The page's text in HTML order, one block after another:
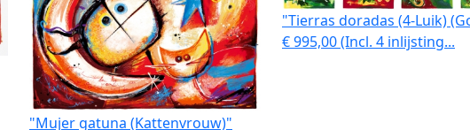
"Mujer gatuna (Kattenvrouw)"
"Tierras doradas (4-Luik)
€ 995,00 (Incl. 4 inlijsting...